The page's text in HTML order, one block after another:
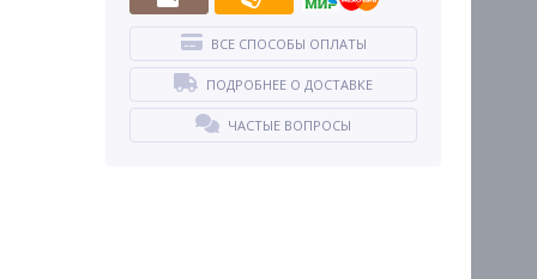
ВСЕ СПОСОБЫ ОПЛАТЫ
ПОДРОБНЕЕ О ДОСТАВКЕ
ЧАСТЫЕ ВОПРОСЫ